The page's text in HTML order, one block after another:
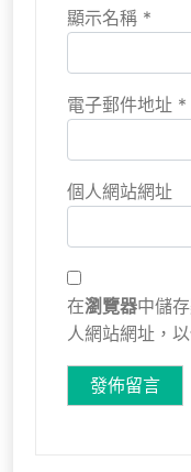
顯示名稱 *
電子郵件地址 *
個人網站網址
在瀏覽器中儲
人網站網址，